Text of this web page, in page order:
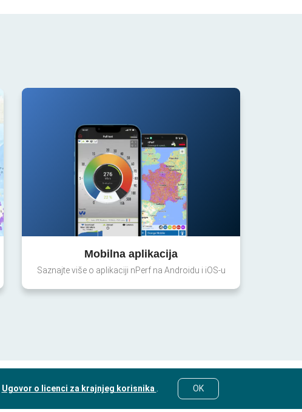
Mobilna aplikacija
Saznajte više o aplikaciji nPerf na Androidu i iOS-u
Ugovor o licenci za krajnjeg korisnika OK